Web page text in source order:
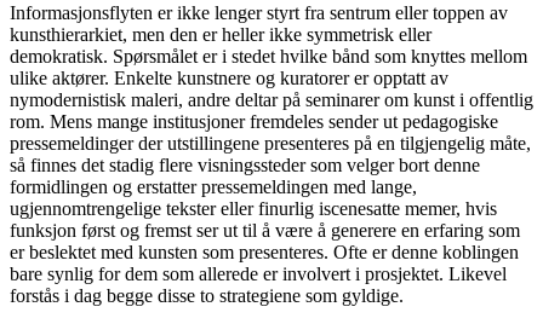
Informasjonsflyten er ikke lenger styrt fra sentrum eller toppen av
kunsthierarkiet, men den er heller ikke symmetrisk eller
demokratisk. Spørsmålet er i stedet hvilke bånd som knyttes mellom
ulike aktører. Enkelte kunstnere og kuratorer er opptatt av
nymodernistisk maleri, andre deltar på seminarer om kunst i offentlig
rom. Mens mange institusjoner fremdeles sender ut pedagogiske
pressemeldinger der utstillingene presenteres på en tilgjengelig måte,
så finnes det stadig flere visningssteder som velger bort denne
formidlingen og erstatter pressemeldingen med lange,
ugjennomtrengelige tekster eller finurlig iscenesatte memer, hvis
funksjon først og fremst ser ut til å være å generere en erfaring som
er beslektet med kunsten som presenteres. Ofte er denne koblingen
bare synlig for dem som allerede er involvert i prosjektet. Likevel
forstås i dag begge disse to strategiene som gyldige.